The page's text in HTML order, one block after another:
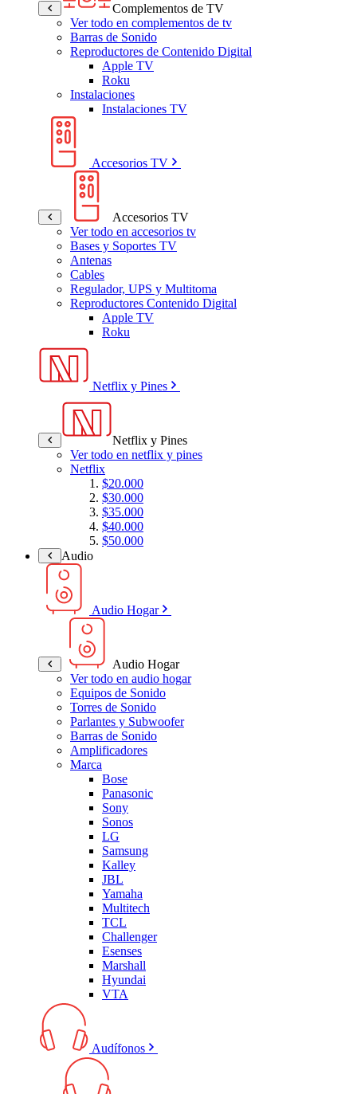
Complementos de TV
Ver todo en complementos de tv
Barras de Sonido
Reproductores de Contenido Digital
Apple TV
Roku
Instalaciones
Instalaciones TV
Accesorios TV
Accesorios TV
Ver todo en accesorios tv
Bases y Soportes TV
Antenas
Cables
Regulador, UPS y Multitoma
Reproductores Contenido Digital
Apple TV
Roku
Netflix y Pines
Netflix y Pines
Ver todo en netflix y pines
Netflix
$20.000
$30.000
$35.000
$40.000
$50.000
Audio
Audio Hogar
Audio Hogar
Ver todo en audio hogar
Equipos de Sonido
Torres de Sonido
Parlantes y Subwoofer
Barras de Sonido
Amplificadores
Marca
Bose
Panasonic
Sony
Sonos
LG
Samsung
Kalley
JBL
Yamaha
Multitech
TCL
Challenger
Esenses
Marshall
Hyundai
VTA
Audífonos